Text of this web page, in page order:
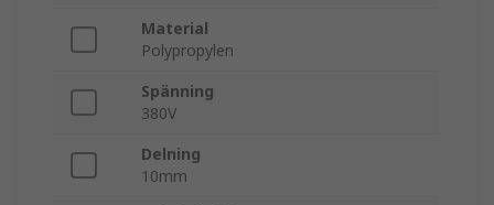
Material
Polypropylen
Spänning
380V
Delning
10mm